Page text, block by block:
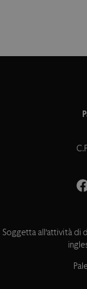
Soggetta all’attività di